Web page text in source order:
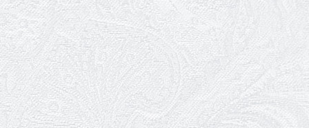
10.03.2026
Ювілей Тетяни Хамітової
03.03.2026
Ювілей Сергія Богаченка
02.03.2026
Результати конкурсу